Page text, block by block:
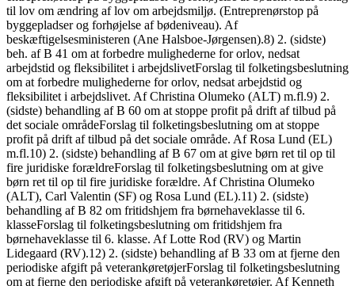
til lov om ændring af lov om arbejdsmiljø. (Entreprenørstop på
byggepladser og forhøjelse af bødeniveau). Af
beskæftigelsesministeren (Ane Halsboe-Jørgensen).8) 2. (sidste)
beh. af B 41 om at forbedre mulighederne for orlov, nedsat
arbejdstid og fleksibilitet i arbejdslivetForslag til folketingsbeslutning
om at forbedre mulighederne for orlov, nedsat arbejdstid og
fleksibilitet i arbejdslivet. Af Christina Olumeko (ALT) m.fl.9) 2.
(sidste) behandling af B 60 om at stoppe profit på drift af tilbud på
det sociale områdeForslag til folketingsbeslutning om at stoppe
profit på drift af tilbud på det sociale område. Af Rosa Lund (EL)
m.fl.10) 2. (sidste) behandling af B 67 om at give børn ret til op til
fire juridiske forældreForslag til folketingsbeslutning om at give
børn ret til op til fire juridiske forældre. Af Christina Olumeko
(ALT), Carl Valentin (SF) og Rosa Lund (EL).11) 2. (sidste)
behandling af B 82 om fritidshjem fra børnehaveklasse til 6.
klasseForslag til folketingsbeslutning om fritidshjem fra
børnehaveklasse til 6. klasse. Af Lotte Rod (RV) og Martin
Lidegaard (RV).12) 2. (sidste) behandling af B 33 om at fjerne den
periodiske afgift på veterankøretøjerForslag til folketingsbeslutning
om at fjerne den periodiske afgift på veterankøretøjer. Af Kenneth